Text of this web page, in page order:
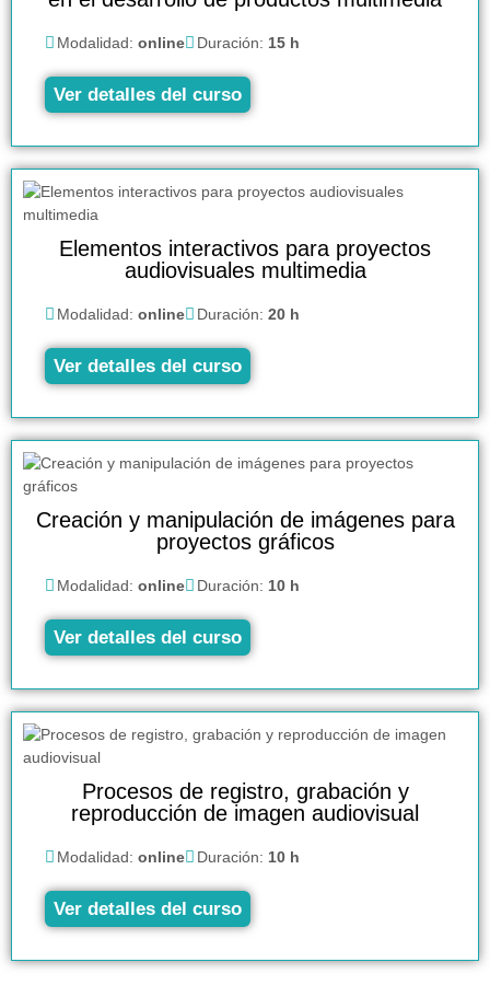
Modalidad: online Duración: 15 h
Ver detalles del curso
Elementos interactivos para proyectos
audiovisuales multimedia
Modalidad: online Duración: 20 h
Ver detalles del curso
Creación y manipulación de imágenes para
proyectos gráficos
Modalidad: online Duración: 10 h
Ver detalles del curso
Procesos de registro, grabación y
reproducción de imagen audiovisual
Modalidad: online Duración: 10 h
Ver detalles del curso